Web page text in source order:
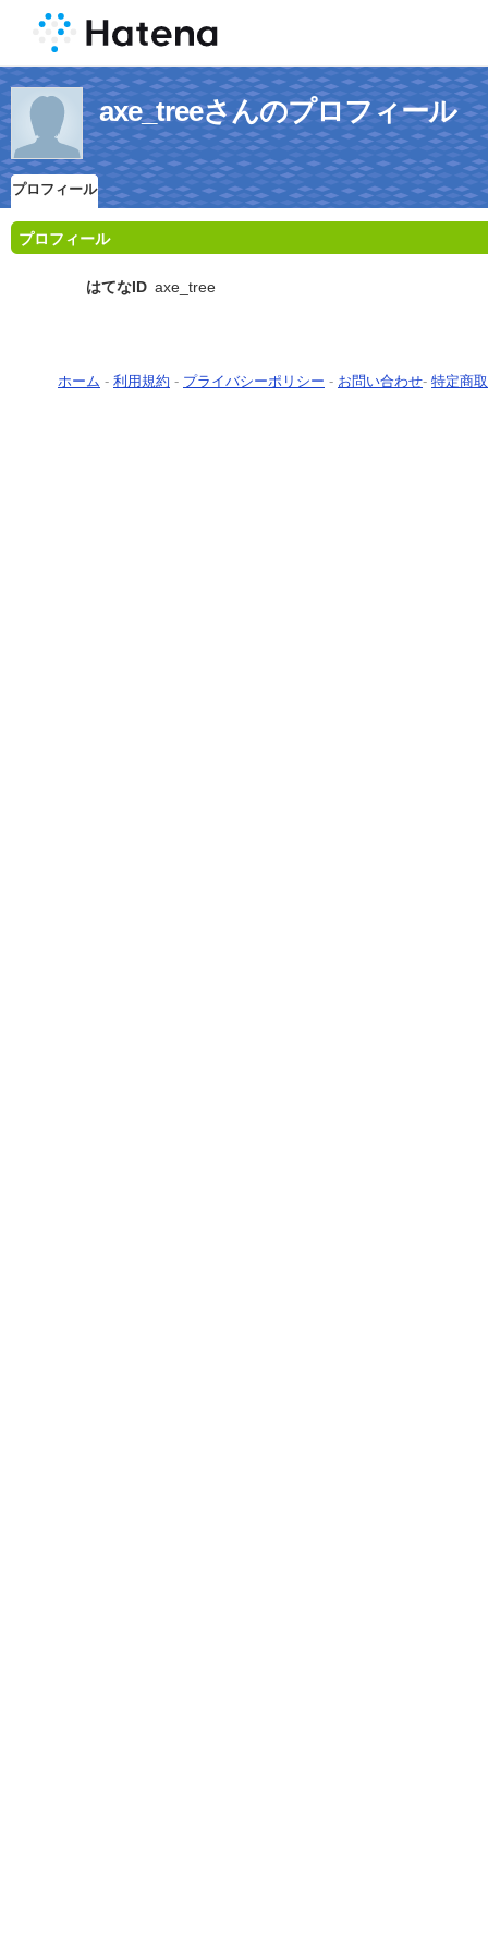
axe_treeさんのプロフィール
プロフィール
プロフィール
はてなID axe_tree
ホーム - 利用規約 - プライバシーポリシー - お問い合わせ- 特定商